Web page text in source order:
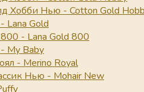
Хобби Нью - Cotton Gold
Lana Gold
- Lana Gold 800
My Baby
- Merino Royal
Нью - Mohair New